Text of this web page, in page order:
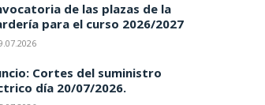
de las plazas de la
para el curso 2026/2027
Cortes del suministro
día 20/07/2026.